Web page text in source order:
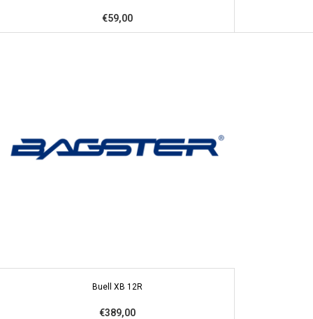
€59,00
Buell XB 12R
€389,00